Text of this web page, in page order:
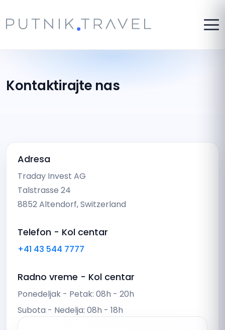
Kontaktirajte nas
Adresa
Traday Invest AG
Talstrasse 24
8852 Altendorf, Switzerland
Telefon - Kol centar
+41 43 544 7777
Radno vreme - Kol centar
Ponedeljak - Petak: 08h - 20h
Subota - Nedelja: 08h - 18h